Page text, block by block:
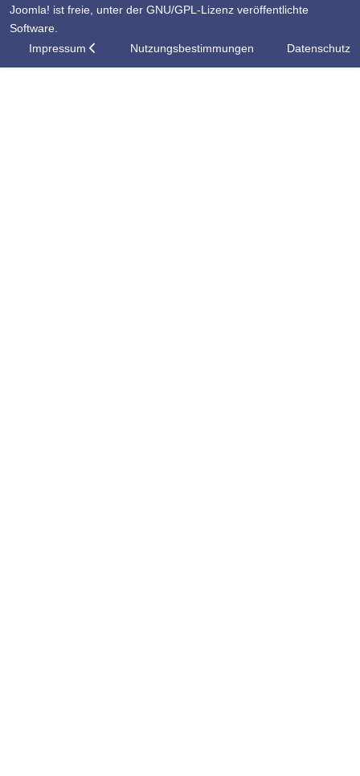
Joomla! ist freie, unter der GNU/GPL-Lizenz veröffentlichte
Software.
Impressum
Nutzungsbestimmungen Datenschutz